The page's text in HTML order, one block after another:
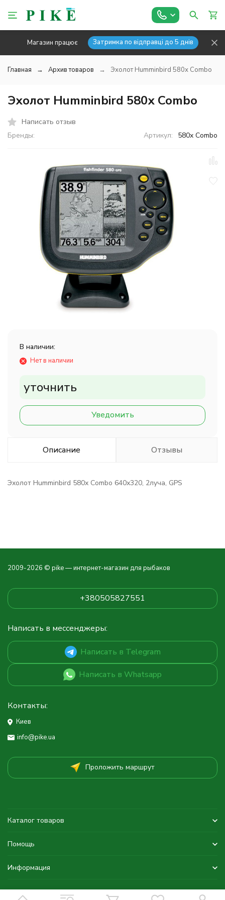
Магазин працює Затримка по відправці до 5 днів
Главная Архив товаров Эхолот Humminbird 580х Combo
Эхолот Humminbird 580х Combo
Написать отзыв
Бренды:
Артикул: 580x Combo
В наличии:
Нет в наличии
уточнить
Уведомить
Описание Отзывы
Эхолот Humminbird 580х Combo 640х320, 2луча, GPS
2009-2026 © pike — интернет-магазин для рыбаков
+380505827551
Написать в мессенджеры:
Написать в Telegram
Написать в Whatsapp
Контакты:
Киев
info@pike.ua
Проложить маршрут
Каталог товаров
Помощь
Информация